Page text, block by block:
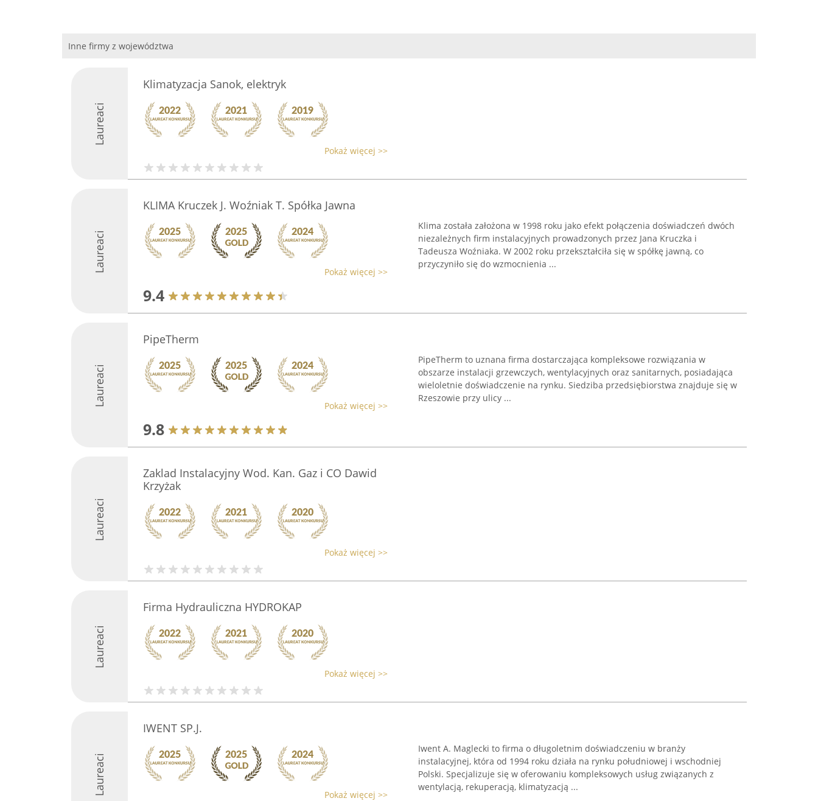
Inne firmy z województwa
Laureaci
Klimatyzacja Sanok, elektryk
Pokaż więcej >>
Laureaci
KLIMA Kruczek J. Woźniak T. Spółka Jawna
Pokaż więcej >>
9.4
Klima została założona w 1998 roku jako efekt połączenia doświadczeń dwóch
niezależnych firm instalacyjnych prowadzonych przez Jana Kruczka i
Tadeusza Woźniaka. W 2002 roku przekształciła się w spółkę jawną, co
przyczyniło się do wzmocnienia ...
Laureaci
PipeTherm
Pokaż więcej >>
9.8
PipeTherm to uznana firma dostarczająca kompleksowe rozwiązania w
obszarze instalacji grzewczych, wentylacyjnych oraz sanitarnych, posiadająca
wieloletnie doświadczenie na rynku. Siedziba przedsiębiorstwa znajduje się w
Rzeszowie przy ulicy ...
Laureaci
Zaklad Instalacyjny Wod. Kan. Gaz i CO Dawid
Krzyżak
Pokaż więcej >>
Laureaci
Firma Hydrauliczna HYDROKAP
Pokaż więcej >>
Laureaci
IWENT SP.J.
Pokaż więcej >>
Iwent A. Maglecki to firma o długoletnim doświadczeniu w branży
instalacyjnej, która od 1994 roku działa na rynku południowej i wschodniej
Polski. Specjalizuje się w oferowaniu kompleksowych usług związanych z
wentylacją, rekuperacją, klimatyzacją ...